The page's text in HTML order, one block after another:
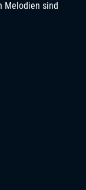
Melodien sind